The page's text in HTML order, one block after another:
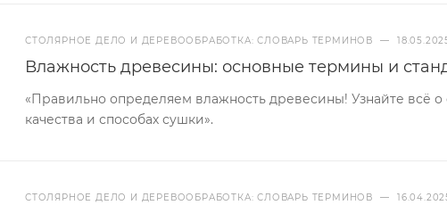
СТОЛЯРНОЕ ДЕЛО И ДЕРЕВООБРАБОТКА: СЛОВАРЬ ТЕРМИНОВ —
Влажность древесины: основные термины и
«Правильно определяем влажность древесины! Узнайте всё о
качества и способах сушки».
СТОЛЯРНОЕ ДЕЛО И ДЕРЕВООБРАБОТКА: СЛОВАРЬ ТЕРМИНОВ —